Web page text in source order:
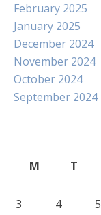
February 2025
January 2025
December 2024
November 2024
October 2024
September 2024
M
T
3
4 5